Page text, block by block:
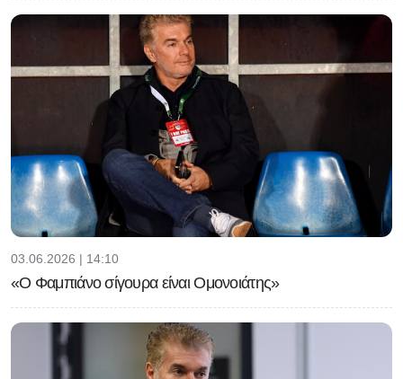
03.06.2026 | 14:10
«Ο Φαμπιάνο σίγουρα είναι Ομονοιάτης»